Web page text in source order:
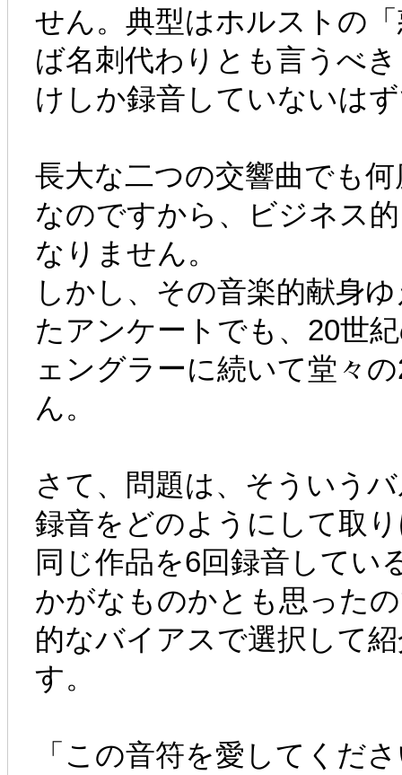
せん。典型はホルストの
ば名刺代わりとも言うべ
けしか録音していないは
長大な二つの交響曲でも
なのですから、ビジネス
なりません。
しかし、その音楽的献身
たアンケートでも、20世
ェングラーに続いて堂々
ん。
さて、問題は、そういう
録音をどのようにして取
同じ作品を6回録音してい
かがなものかとも思った
的なバイアスで選択して
す。
「この音符を愛してくだ